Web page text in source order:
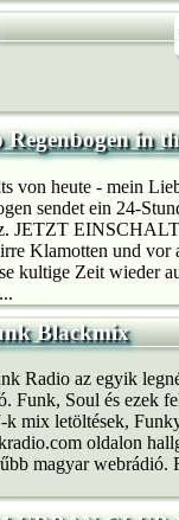
Regenbogen in
von heute - mein
sendet ein 24-
JETZT
Klamotten und vor
kultige Zeit wieder
Blackmix
Radio az egyik
Funk, Soul és ezek
k mix letöltések,
oldalon
magyar webrádió.